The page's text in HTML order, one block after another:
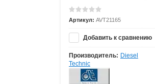
Артикул: AVT21165
Добавить к сравнению
Производитель: Diesel
Technic